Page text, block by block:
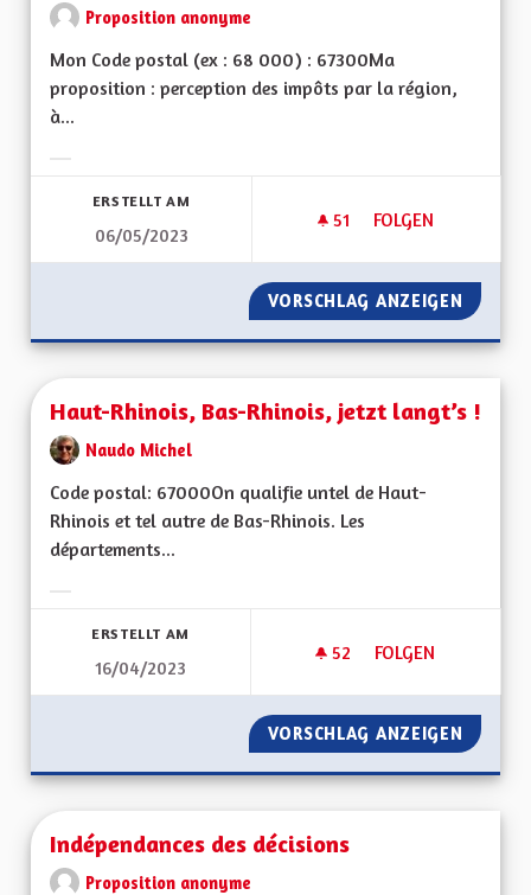
Proposition anonyme
Mon Code postal (ex : 68 000) : 67300Ma
proposition : perception des impôts par la région,
à...
ERSTELLT AM
06/05/2023
51 51 FOLLOWER
FOLGEN
FISCALITÉ
VORSCHLAG ANZEIGEN
Haut-Rhinois, Bas-Rhinois, jetzt langt’s !
Naudo Michel
Code postal: 67000On qualifie untel de Haut-
Rhinois et tel autre de Bas-Rhinois. Les
départements...
ERSTELLT AM
16/04/2023
52 52 FOLLOWER
FOLGEN
HAUT-RHINOIS,
VORSCHLAG ANZEIGEN HAUT-
Indépendances des décisions
Proposition anonyme